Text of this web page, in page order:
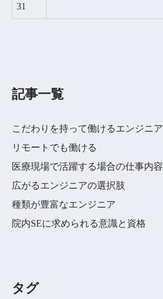
31
記事一覧
こだわりを持って働けるエンジニア
リモートでも働ける
医療現場で活躍する場合の仕事内容
広がるエンジニアの選択肢
種類が豊富なエンジニア
院内SEに求められる意識と資格
タグ